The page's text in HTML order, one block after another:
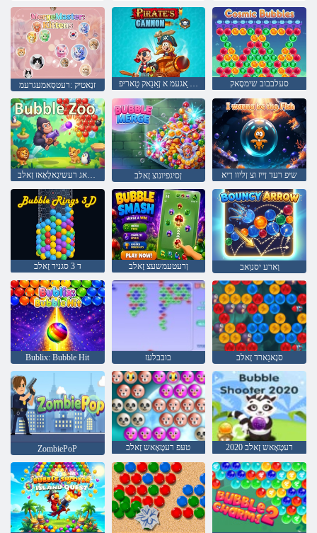
זנַאטיק :רעטסַאמעגרעמ טכַאלש ַאגעמ א ןַאנַאק טַאריּפ סעלבבוב שימסָאק
ןטרָאג רעשיגָאלָאָאז זָאלב ןסיגפיונוצ זָאלב שיפ רעד ןייז וצ ןליוו ךיא
ד 3 סגניר זָאלב ןרעטעמשעצ זָאלב וָארע יסנוַאב
Bublix: Bubble Hit בובבלעז סנָאגַארד זָאלב
ZombiePoP טעּפ רעטָאָאש זָאלב 2020 רעטָאָאש זָאלב